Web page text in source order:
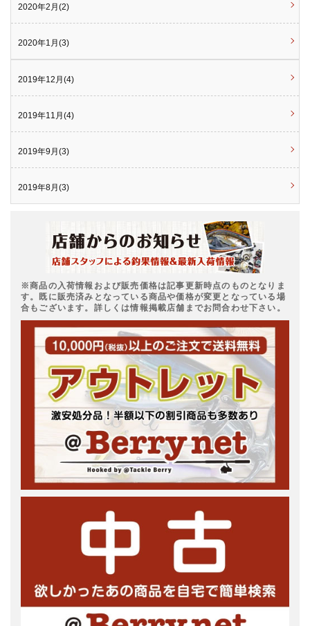
2020年2月(2)
2020年1月(3)
2019年12月(4)
2019年11月(4)
2019年9月(3)
2019年8月(3)
※商品の入荷情報および販売価格は記事更新時点のものとなりま
す。既に販売済みとなっている商品や価格が変更となっている場
合もございます。詳しくは情報掲載店舗までお問合わせ下さい。